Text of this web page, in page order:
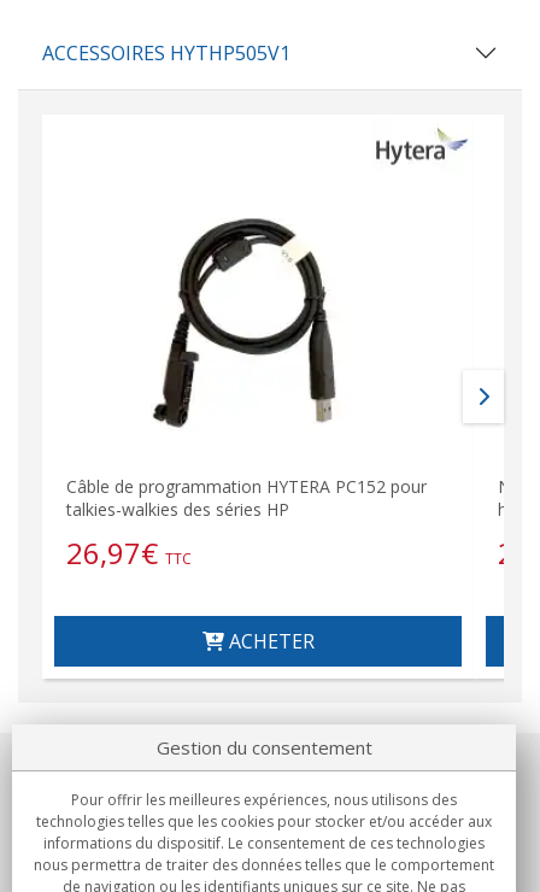
ACCESSOIRES HYTHP505V1
Câble de programmation HYTERA PC152 pour
talkies-walkies des séries HP
26,97€ TTC
ACHETER
Notre société
Engagements
Gestion du consentement
Pour offrir les meilleures expériences, nous utilisons des
technologies telles que les cookies pour stocker et/ou accéder aux
informations du dispositif. Le consentement de ces technologies
nous permettra de traiter des données telles que le comportement
de navigation ou les identifiants uniques sur ce site. Ne pas